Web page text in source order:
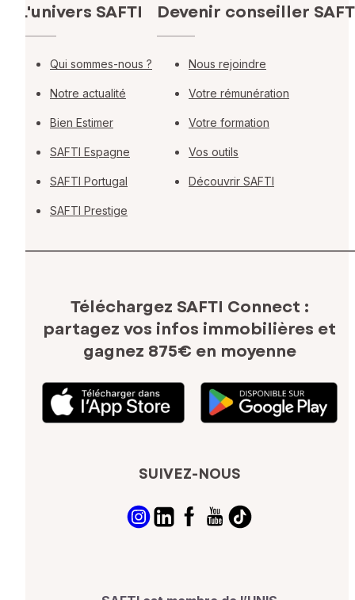
L'univers SAFTI
Qui sommes-nous ?
Notre actualité
Bien Estimer
SAFTI Espagne
SAFTI Portugal
SAFTI Prestige
Devenir conseiller
Nous rejoindre
Votre rémunération
Votre formation
Vos outils
Découvrir SAFTI
Téléchargez SAFTI Connect :
partagez vos infos immobilières et
gagnez 875€ en moyenne
SUIVEZ-NOUS